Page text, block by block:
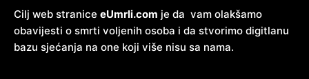
Cilj web stranice eUmrli.com je da vam olakšamo
obavijesti o smrti voljenih osoba i da stvorimo digitlanu
bazu sjećanja na one koji više nisu sa nama.